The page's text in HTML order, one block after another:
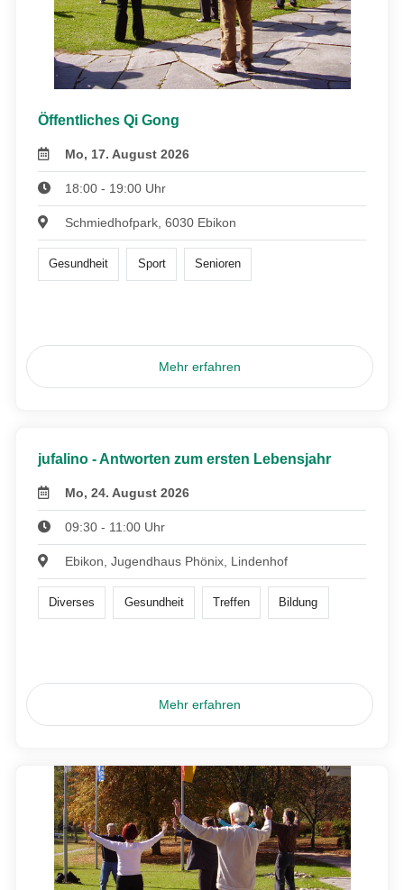
Öffentliches Qi Gong
Mo, 17. August 2026
18:00 - 19:00 Uhr
Schmiedhofpark, 6030 Ebikon
Gesundheit Sport Senioren
Mehr erfahren
jufalino - Antworten zum ersten Lebensjahr
Mo, 24. August 2026
09:30 - 11:00 Uhr
Ebikon, Jugendhaus Phönix, Lindenhof
Diverses Gesundheit Treffen Bildung
Mehr erfahren